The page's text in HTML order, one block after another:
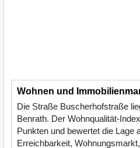
Wohnen und
Die Straße Buscherhofstraße
Benrath. Der Wohnqualität-
Punkten und bewertet die Lage
Erreichbarkeit,